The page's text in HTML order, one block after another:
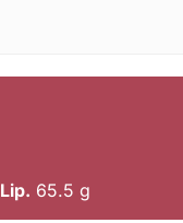
Lip. 65.5 g